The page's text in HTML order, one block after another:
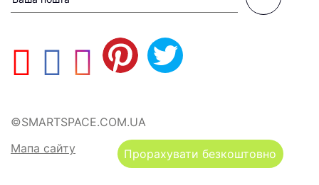
Прорахувати безкоштовно
©SMARTSPACE.COM.UA
Мапа сайту